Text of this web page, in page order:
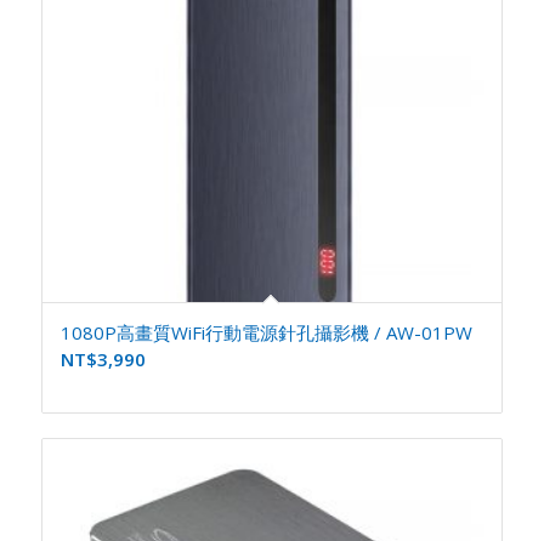
1080P高畫質WiFi行動電源針孔攝影機 / AW-01PW
NT$3,990